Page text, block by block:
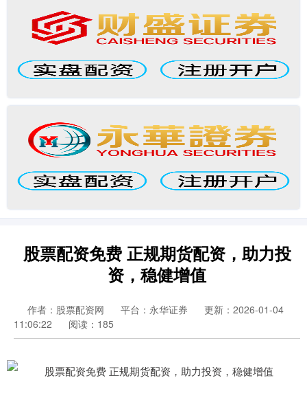
股票配资免费 正规期货配资，助力投
资，稳健增值
作者：股票配资网 平台：永华证券
更新：2026-01-04
11:06:22
阅读：185